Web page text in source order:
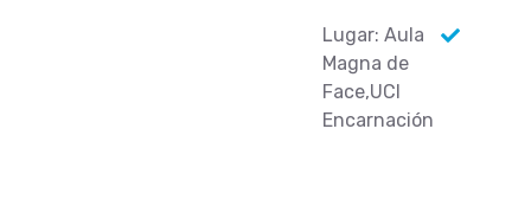
Lugar: Aula
Magna de
Face,UCI
Encarnación